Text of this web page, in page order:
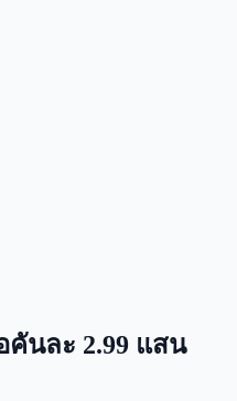
คันละ 2.99 แสน